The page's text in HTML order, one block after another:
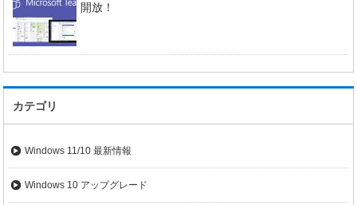
開放！
カテゴリ
Windows 11/10 最新情報
Windows 10 アップグレード